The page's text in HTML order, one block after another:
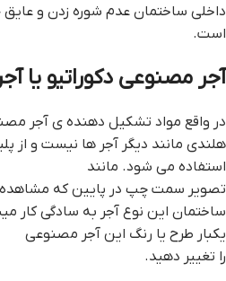
داخلی ساختمان عدم شوره زدن و عایق
است.
آجر مصنوعی دکوراتیو
در واقع مواد تشکیل دهنده ی آجر
هلندی مانند دیگر آجر ها نیست و از
استفاده می شود. مانند
تصویر سمت چپ در پایین که مشاهده
ساختمان این نوع آجر به سادگی کار
یکبار طرح یا رنگ این آجر مصنوعی
را تغییر دهید.